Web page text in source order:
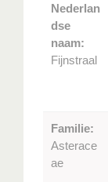
Nederlan
dse
naam:
Fijnstraal
Familie:
Asterace
ae